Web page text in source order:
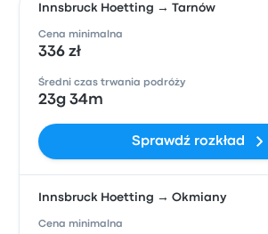
Innsbruck Hoetting → Tarnów
Cena minimalna
336 zł
Średni czas trwania podróży
23g 34m
Sprawdź rozkład
Innsbruck Hoetting → Okmiany
Cena minimalna